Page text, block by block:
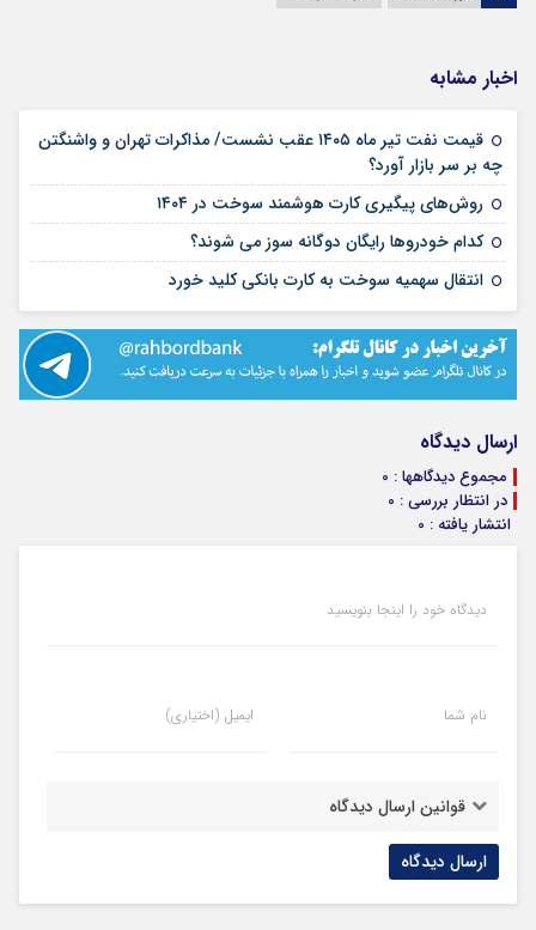
اخبار مشابه
قیمت نفت تیر ماه ۱۴۰۵ عقب نشست/ مذاکرات تهران و واشنگتن
چه بر سر بازار آورد؟
روش‌های پیگیری کارت هوشمند سوخت در ۱۴۰۴
کدام خودروها رایگان دوگانه سوز می شوند؟
انتقال سهمیه سوخت به کارت بانکی کلید خورد
ارسال دیدگاه
مجموع دیدگاهها : 0
در انتظار بررسی : 0
انتشار یافته : 0
دیدگاه خود را اینجا بنویسید
نام شما ایمیل (اختیاری)
قوانین ارسال دیدگاه